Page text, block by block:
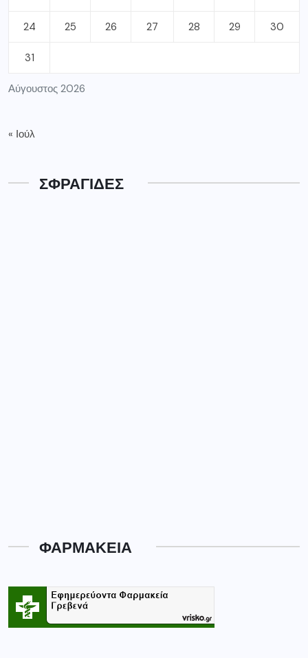
Αύγουστος 2026
24 25 26 27 28 29 30
31
« Ιούλ
ΣΦΡΑΓΙΔΕΣ
ΦΑΡΜΑΚΕΙΑ